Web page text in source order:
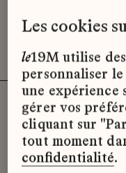
Désolé, il
d’offres
moment.
les cookies
le19M utilise
personnaliser
une expérience
gérer vos
cliquant sur
tout moment
confidentialité.